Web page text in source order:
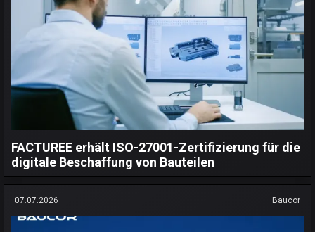
FACTUREE erhält ISO-27001-Zertifizierung für die
digitale Beschaffung von Bauteilen
07.07.2026 Baucor